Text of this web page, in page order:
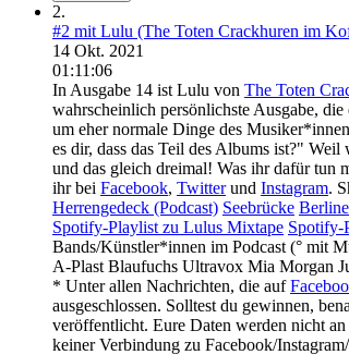
2.
#2 mit Lulu (The Toten Crackhuren im
14 Okt. 2021
01:11:06
In Ausgabe 14 ist Lulu von The Toten
wahrscheinlich persönlichste Ausgabe,
um eher normale Dinge des
es dir, dass das Teil des Albums ist?"
und das gleich dreimal! Was ihr dafür tun
ihr bei Facebook, Twitterund Instagram.
Herrengedeck (Podcast) Seebrücke
Spotify-Playlist zu Lulus Mixtape Spotify-
Bands/Künstler*innen im Podcast (° mit
A-Plast Blaufuchs Ultravox Mia Morgan
* Unter allen Nachrichten, die auf
ausgeschlossen. Solltest du gewinnen,
veröffentlicht. Eure Daten werden nicht
keiner Verbindung zu Facebook/